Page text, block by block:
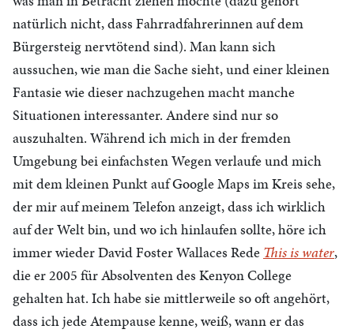
natürlich nicht, dass Fahrradfahrerinnen auf dem
Bürgersteig nervtötend sind). Man kann sich
aussuchen, wie man die Sache sieht, und einer kleinen
Fantasie wie dieser nachzugehen macht manche
Situationen interessanter. Andere sind nur so
auszuhalten. Während ich mich in der fremden
Umgebung bei einfachsten Wegen verlaufe und mich
mit dem kleinen Punkt auf Google Maps im Kreis sehe,
der mir auf meinem Telefon anzeigt, dass ich wirklich
auf der Welt bin, und wo ich hinlaufen sollte, höre ich
immer wieder David Foster Wallaces Rede This is water,
die er 2005 für Absolventen des Kenyon College
gehalten hat. Ich habe sie mittlerweile so oft angehört,
dass ich jede Atempause kenne, weiß, wann er das